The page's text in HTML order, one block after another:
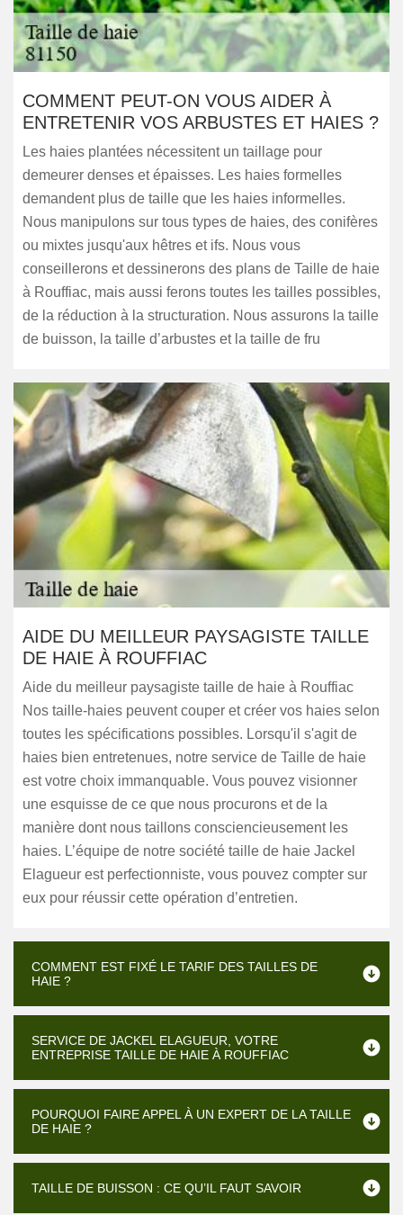
COMMENT PEUT-ON VOUS AIDER À
ENTRETENIR VOS ARBUSTES ET HAIES ?
Les haies plantées nécessitent un taillage pour
demeurer denses et épaisses. Les haies formelles
demandent plus de taille que les haies informelles.
Nous manipulons sur tous types de haies, des conifères
ou mixtes jusqu'aux hêtres et ifs. Nous vous
conseillerons et dessinerons des plans de Taille de haie
à Rouffiac, mais aussi ferons toutes les tailles possibles,
de la réduction à la structuration. Nous assurons la taille
de buisson, la taille d’arbustes et la taille de fru
AIDE DU MEILLEUR PAYSAGISTE TAILLE
DE HAIE À ROUFFIAC
Aide du meilleur paysagiste taille de haie à Rouffiac
Nos taille-haies peuvent couper et créer vos haies selon
toutes les spécifications possibles. Lorsqu'il s'agit de
haies bien entretenues, notre service de Taille de haie
est votre choix immanquable. Vous pouvez visionner
une esquisse de ce que nous procurons et de la
manière dont nous taillons consciencieusement les
haies. L’équipe de notre société taille de haie Jackel
Elagueur est perfectionniste, vous pouvez compter sur
eux pour réussir cette opération d’entretien.
COMMENT EST FIXÉ LE TARIF DES TAILLES DE
HAIE ?
SERVICE DE JACKEL ELAGUEUR, VOTRE
ENTREPRISE TAILLE DE HAIE À ROUFFIAC
POURQUOI FAIRE APPEL À UN EXPERT DE LA TAILLE
DE HAIE ?
TAILLE DE BUISSON : CE QU’IL FAUT SAVOIR